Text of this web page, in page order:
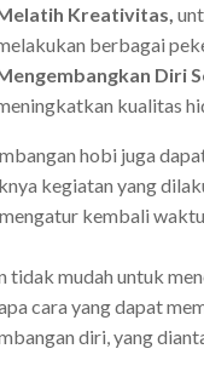
Kreativitas,
berbagai
Diri
kualitas
hobi juga
kegiatan yang
kembali
tidak mudah untuk
cara yang dapat
diri, yang